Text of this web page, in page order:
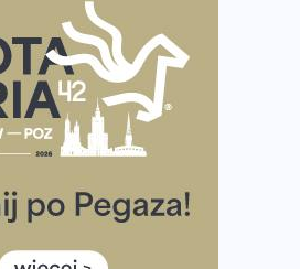
pobiegło dla Bohaterów!
kierować się w bieganiu?
które warto włączyć do
się na weekend z
Powstania Warszawskiego.
liczba uczestników